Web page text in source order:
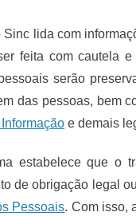
lida com
feita com cautela
serão
das pessoas, bem
e demais
estabelece que o
de obrigação legal
Pessoais. Com isso,